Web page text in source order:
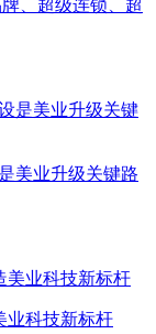
、超级连锁、超
美业升级关键路
业科技新标杆